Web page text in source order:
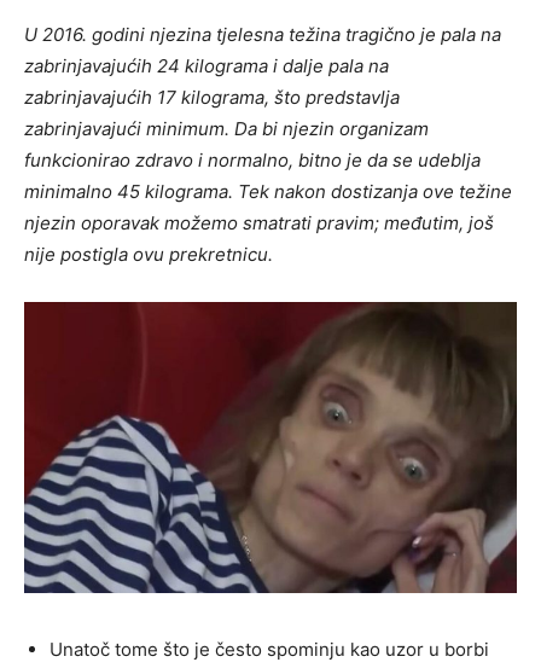
U 2016. godini njezina tjelesna težina tragično je pala na
zabrinjavajućih 24 kilograma i dalje pala na
zabrinjavajućih 17 kilograma, što predstavlja
zabrinjavajući minimum. Da bi njezin organizam
funkcionirao zdravo i normalno, bitno je da se udeblja
minimalno 45 kilograma. Tek nakon dostizanja ove težine
njezin oporavak možemo smatrati pravim; međutim, još
nije postigla ovu prekretnicu.
Unatoč tome što je često spominju kao uzor u borbi